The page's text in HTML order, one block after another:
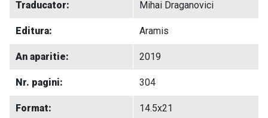
Traducator: Mihai Draganovici
Editura: Aramis
An aparitie: 2019
Nr. pagini: 304
Format: 14.5x21